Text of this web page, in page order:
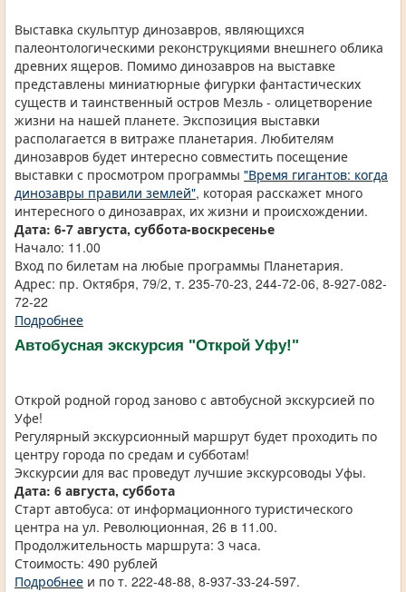
Выставка скульптур динозавров, являющихся
палеонтологическими реконструкциями внешнего облика
древних ящеров. Помимо динозавров на выставке
представлены миниатюрные фигурки фантастических
существ и таинственный остров Мезль - олицетворение
жизни на нашей планете. Экспозиция выставки
располагается в витраже планетария. Любителям
динозавров будет интересно совместить посещение
выставки с просмотром программы "Время гигантов: когда
динозавры правили землей", которая расскажет много
интересного о динозаврах, их жизни и происхождении.
Дата: 6-7 августа, суббота-воскресенье
Начало: 11.00
Вход по билетам на любые программы Планетария.
Адрес: пр. Октября, 79/2, т. 235-70-23, 244-72-06, 8-927-082-
72-22
Подробнее
Автобусная экскурсия "Открой Уфу!"
Открой родной город заново с автобусной экскурсией по
Уфе!
Регулярный экскурсионный маршрут будет проходить по
центру города по средам и субботам!
Экскурсии для вас проведут лучшие экскурсоводы Уфы.
Дата: 6 августа, суббота
Старт автобуса: от информационного туристического
центра на ул. Революционная, 26 в 11.00.
Продолжительность маршрута: 3 часа.
Стоимость: 490 рублей
Подробнее и по т. 222-48-88, 8-937-33-24-597.